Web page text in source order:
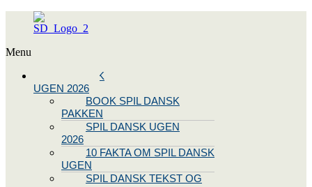
Menu
SPIL DANSK
UGEN 2026
BOOK SPIL DANSK
PAKKEN
SPIL DANSK UGEN
2026
10 FAKTA OM SPIL DANSK
UGEN
SPIL DANSK TEKST OG